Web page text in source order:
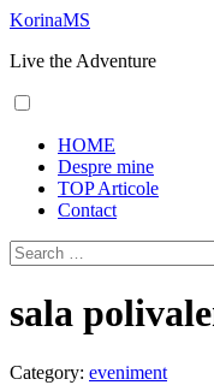
Skip
content
KorinaMS
Live the Adventure
Menu
HOME
Despre mine
TOP Articole
Contact
Search
for:
sala
Category: eveniment